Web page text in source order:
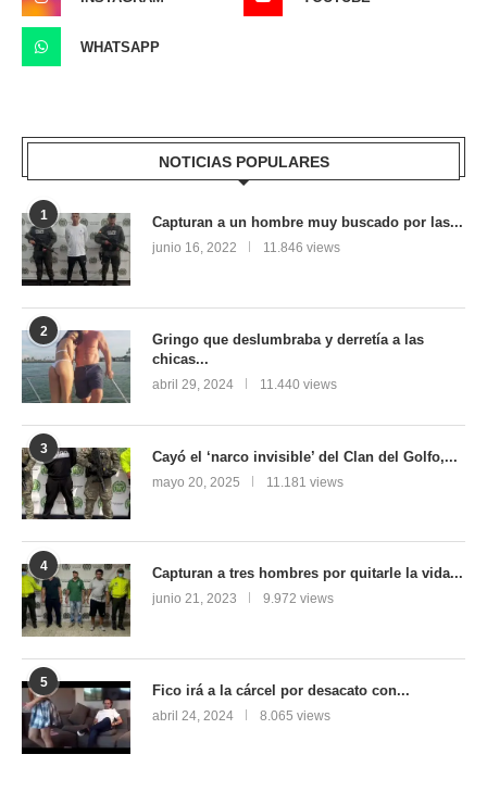
WHATSAPP
NOTICIAS POPULARES
1 Capturan a un hombre muy buscado por las...
junio 16, 2022 11.846 views
2
Gringo que deslumbraba y derretía a las
chicas...
abril 29, 2024 11.440 views
3 Cayó el ‘narco invisible’ del Clan del Golfo,...
mayo 20, 2025 11.181 views
4 Capturan a tres hombres por quitarle la vida...
junio 21, 2023 9.972 views
5 Fico irá a la cárcel por desacato con...
abril 24, 2024 8.065 views